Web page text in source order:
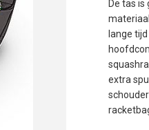
De tas
lange
extra